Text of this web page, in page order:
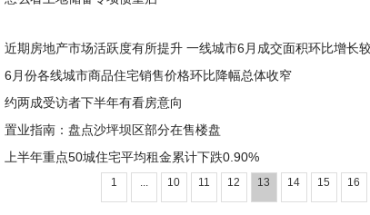
近期房地产市场活跃度有所提升 一线城市6月成交面积环比增长
6月份各线城市商品住宅销售价格环比降幅总体收窄
约两成受访者下半年有看房意向
置业指南：盘点沙坪坝区部分在售楼盘
上半年重点50城住宅平均租金累计下跌0.90%
1 ... 10 11 12 13 14 15 16